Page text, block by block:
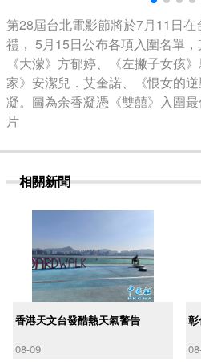
第28屆台北電影節將於7月11日
禮， 5月15日公布各項入圍名單
《大濛》方郁婷、《左撇子女孩
家》安潔兒．艾奎諾、《恨女的
凝。圖為余香凝憑《雙囍》入圍
片
相關新聞
香港天文台發酷熱天氣警告
08-09